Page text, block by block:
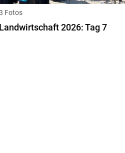
Fotos
2026: Tag 7